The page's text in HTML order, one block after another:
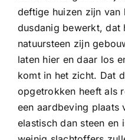
deftige huizen zijn
dusdanig bewerkt, dat
natuursteen zijn
laten hier en daar los
komt in het zicht. Dat
opgetrokken heeft als
een aardbeving plaats
elastisch dan steen en